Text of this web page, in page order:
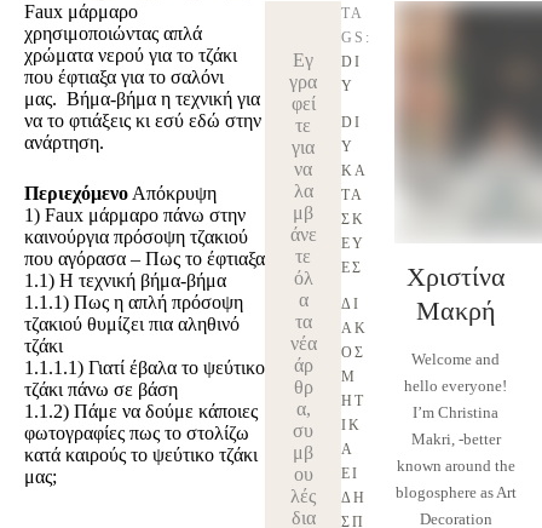
Faux μάρμαρο
χρησιμοποιώντας απλά
χρώματα νερού για το τζάκι
που έφτιαξα για το σαλόνι
μας. Βήμα-βήμα η τεχνική για
να το φτιάξεις κι εσύ εδώ στην
ανάρτηση.
Περιεχόμενο Απόκρυψη
1) Faux μάρμαρο πάνω στην
καινούργια πρόσοψη τζακιού
που αγόρασα – Πως το έφτιαξα
1.1) Η τεχνική βήμα-βήμα
1.1.1) Πως η απλή πρόσοψη
τζακιού θυμίζει πια αληθινό
τζάκι
1.1.1.1) Γιατί έβαλα το ψεύτικο
τζάκι πάνω σε βάση
1.1.2) Πάμε να δούμε κάποιες
φωτογραφίες πως το στολίζω
κατά καιρούς το ψεύτικο τζάκι
μας;
Εγ
γρα
φεί
τε
για
να
λα
μβ
άνε
τε
όλ
α
τα
νέα
άρ
θρ
α,
συ
μβ
ου
λές
δια
TA
GS:
DI
Y
DI
Y
ΚΑ
ΤΑ
ΣΚ
ΕΥ
ΈΣ
ΔΙ
ΑΚ
ΟΣ
Μ
ΗΤ
ΙΚ
Ά
ΕΊ
ΔΗ
ΣΠ
Χριστίνα
Μακρή
Welcome and
hello everyone!
I’m Christina
Makri, -better
known around the
blogosphere as Art
Decoration